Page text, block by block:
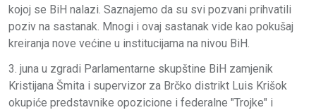
kojoj se BiH nalazi. Saznajemo da su svi pozvani prihvatili
poziv na sastanak. Mnogi i ovaj sastanak vide kao pokušaj
kreiranja nove većine u institucijama na nivou BiH.
3. juna u zgradi Parlamentarne skupštine BiH zamjenik
Kristijana Šmita i supervizor za Brčko distrikt Luis Krišok
okupiće predstavnike opozicione i federalne "Trojke" i